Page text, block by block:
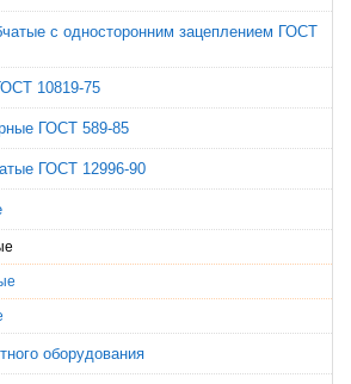
с односторонним зацеплением ГОСТ
10819-75
ГОСТ 589-85
ГОСТ 12996-90
оборудования